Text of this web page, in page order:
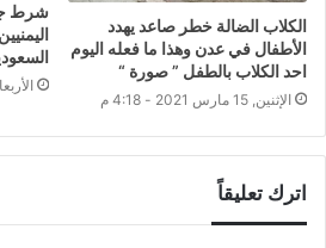
الكلاب الضالة خطر صاعد يهدد
الأطفال في عدن وهذا ما فعله اليوم
احد الكلاب بالطفل ” صورة “
الإثنين, 15 مارس 2021 - 4:18 م
شرط
الأربعاء, 9 فبراير
اترك تعليقاً